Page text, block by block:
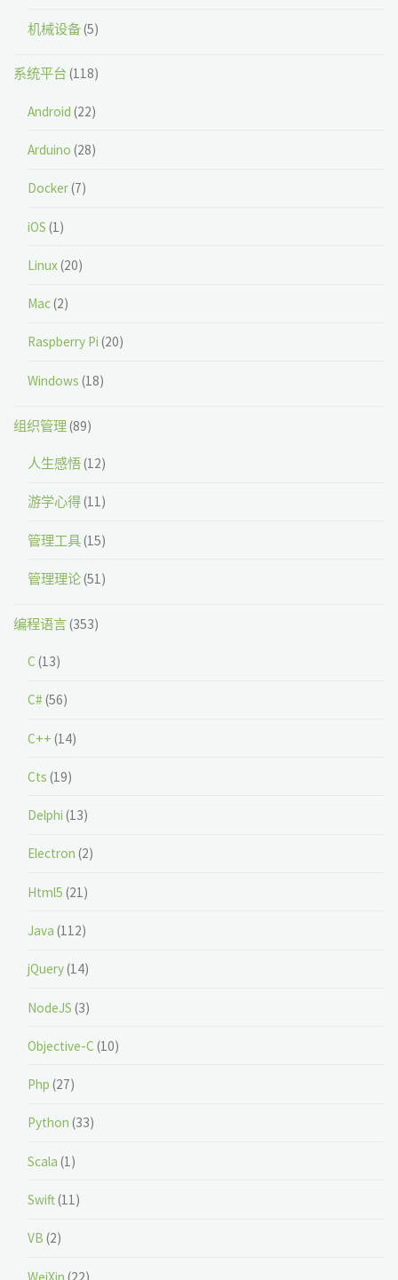
机械设备(5)
系统平台 (118)
Android (22)
Arduino (28)
Docker(7)
iOS (1)
Linux(20)
Mac(2)
Raspberry Pi (20)
Windows (18)
组织管理(89)
人生感悟(12)
游学心得(11)
管理工具(15)
管理理论(51)
编程语言(353)
C (13)
C# (56)
C++ (14)
Cts (19)
Delphi (13)
Electron (2)
Html5 (21)
Java (112)
jQuery(14)
NodeJS (3)
Objective-C (10)
Php (27)
Python (33)
Scala (1)
Swift(11)
VB (2)
WeiXin (22)